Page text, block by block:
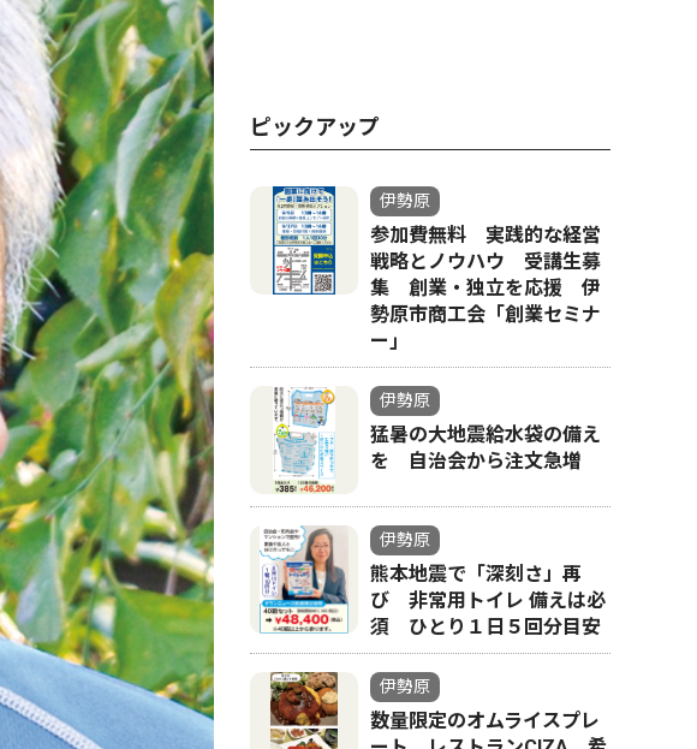
ピックアップ
伊勢原
参加費無料 実践的な経営
戦略とノウハウ 受講生募
集 創業・独立を応援 伊
勢原市商工会「創業セミナ
ー｣
伊勢原
猛暑の大地震給水袋の備え
を 自治会から注文急増
伊勢原
熊本地震で「深刻さ」再
び 非常用トイレ 備えは必
須 ひとり１日５回分目安
伊勢原
数量限定のオムライスプレ